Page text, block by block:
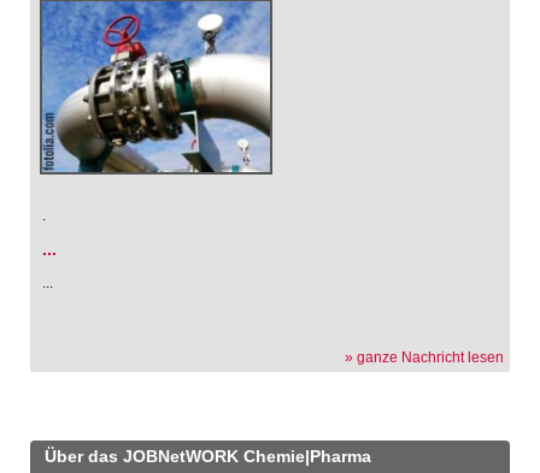
.
...
...
» ganze Nachricht lesen
Über das JOBNetWORK Chemie|Pharma